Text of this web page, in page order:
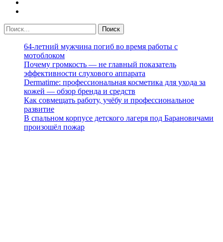
64-летний мужчина погиб во время работы с
мотоблоком
Почему громкость — не главный показатель
эффективности слухового аппарата
Dermatime: профессиональная косметика для ухода за
кожей — обзор бренда и средств
Как совмещать работу, учёбу и профессиональное
развитие
В спальном корпусе детского лагеря под Барановичами
произошёл пожар